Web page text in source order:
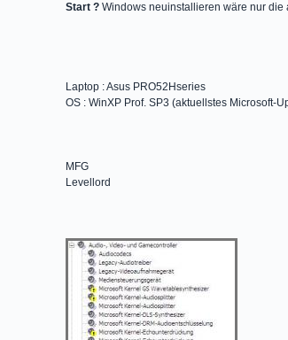
Start ? Windows neuinstallieren wäre nur
Laptop : Asus PRO52Hseries
OS : WinXP Prof. SP3 (aktuellstes Microsoft-
MFG
Levellord